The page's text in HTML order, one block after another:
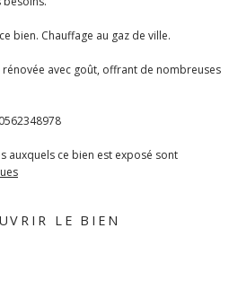
bien. Chauffage au gaz de ville.
avec goût, offrant de nombreuses
auxquels ce bien est exposé sont
LE BIEN